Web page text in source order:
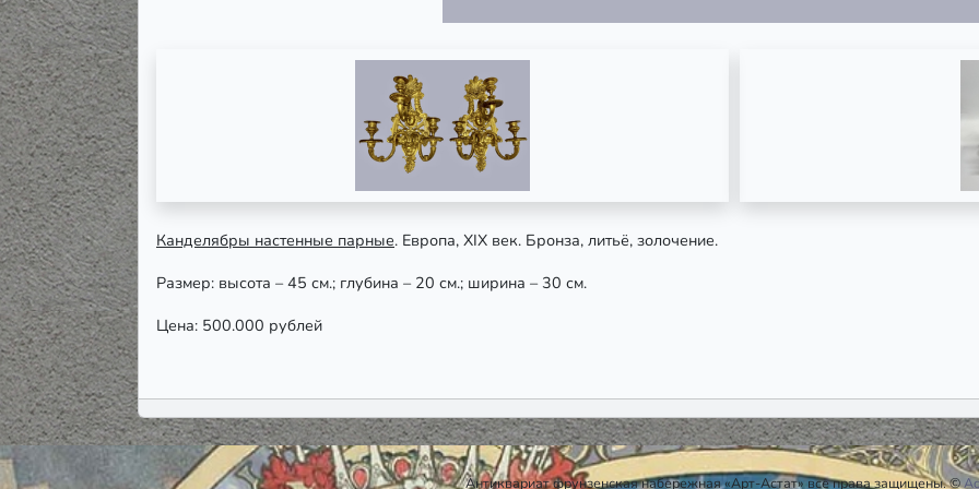
Канделябры настенные парные. Европа, ХIХ век. Бронза, литьё, золочение.
Размер: высота – 45 см.; глубина – 20 см.; ширина – 30 см.
Цена: 500.000 рублей
Антиквариат фрунзенская набережная «Арт-Астат» все права защищены. ©